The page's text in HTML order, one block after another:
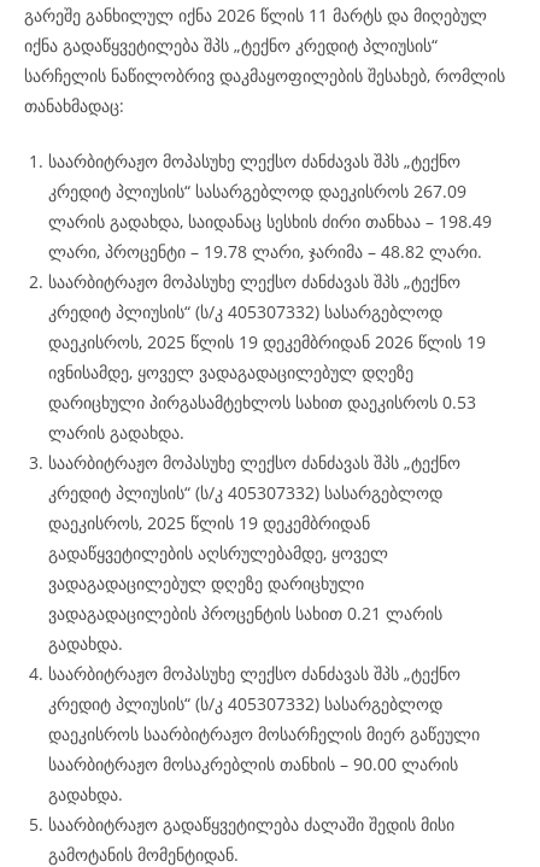
გარეშე განხილულ იქნა 2026 წლის 11 მარტს და მიღებულ
იქნა გადაწყვეტილება შპს „ტექნო კრედიტ პლიუსის“
სარჩელის ნაწილობრივ დაკმაყოფილების შესახებ, რომლის
თანახმადაც:
საარბიტრაჟო მოპასუხე ლექსო ძანძავას შპს „ტექნო
კრედიტ პლიუსის“ სასარგებლოდ დაეკისროს 267.09
ლარის გადახდა, საიდანაც სესხის ძირი თანხაა – 198.49
ლარი, პროცენტი – 19.78 ლარი, ჯარიმა – 48.82 ლარი.
საარბიტრაჟო მოპასუხე ლექსო ძანძავას შპს „ტექნო
კრედიტ პლიუსის“ (ს/კ 405307332) სასარგებლოდ
დაეკისროს, 2025 წლის 19 დეკემბრიდან 2026 წლის 19
ივნისამდე, ყოველ ვადაგადაცილებულ დღეზე
დარიცხული პირგასამტეხლოს სახით დაეკისროს 0.53
ლარის გადახდა.
საარბიტრაჟო მოპასუხე ლექსო ძანძავას შპს „ტექნო
კრედიტ პლიუსის“ (ს/კ 405307332) სასარგებლოდ
დაეკისროს, 2025 წლის 19 დეკემბრიდან
გადაწყვეტილების აღსრულებამდე, ყოველ
ვადაგადაცილებულ დღეზე დარიცხული
ვადაგადაცილების პროცენტის სახით 0.21 ლარის
გადახდა.
საარბიტრაჟო მოპასუხე ლექსო ძანძავას შპს „ტექნო
კრედიტ პლიუსის“ (ს/კ 405307332) სასარგებლოდ
დაეკისროს საარბიტრაჟო მოსარჩელის მიერ გაწეული
საარბიტრაჟო მოსაკრებლის თანხის – 90.00 ლარის
გადახდა.
საარბიტრაჟო გადაწყვეტილება ძალაში შედის მისი
გამოტანის მომენტიდან.